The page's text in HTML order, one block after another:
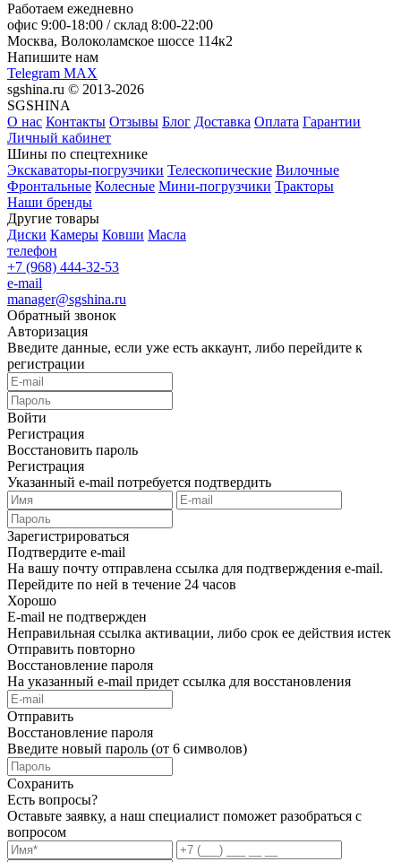
Работаем ежедневно
офис 9:00-18:00 / склад 8:00-22:00
Москва, Волоколамское шоссе 114к2
Напишите нам
Telegram MAX
sgshina.ru © 2013-2026
SGSHINA
О нас Контакты Отзывы Блог Доставка Оплата Гарантии
Личный кабинет
Шины по спецтехнике
Экскаваторы-погрузчики Телескопические Вилочные
Фронтальные Колесные Мини-погрузчики Тракторы
Наши бренды
Другие товары
Диски Камеры Ковши Масла
телефон
+7 (968) 444-32-53
e-mail
manager@sgshina.ru
Обратный звонок
Авторизация
Введите данные, если уже есть аккаунт, либо перейдите к
регистрации
Войти
Регистрация
Восстановить пароль
Регистрация
Указанный e-mail потребуется подтвердить
Зарегистрироваться
Подтвердите e-mail
На вашу почту отправлена ссылка для подтверждения e-mail.
Перейдите по ней в течение 24 часов
Хорошо
E-mail не подтвержден
Неправильная ссылка активации, либо срок ее действия истек
Отправить повторно
Восстановление пароля
На указанный e-mail придет ссылка для восстановления
Отправить
Восстановление пароля
Введите новый пароль (от 6 символов)
Сохранить
Есть вопросы?
Оставьте заявку, а наш специалист поможет разобраться с
вопросом